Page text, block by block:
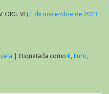
1 de noviembre de 2023
| Etiquetada como €, Euro,